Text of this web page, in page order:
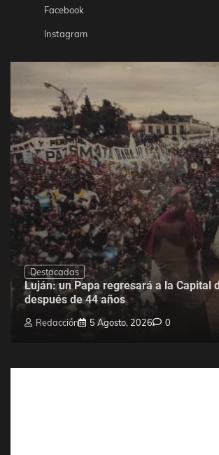
Facebook
Instagram
Destacadas
Luján: un Papa regresará a la Capital
después de 44 años
Redacción 5 Agosto, 2026 0